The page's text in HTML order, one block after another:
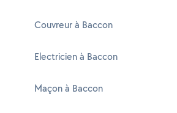
Couvreur à Baccon
Electricien à Baccon
Maçon à Baccon